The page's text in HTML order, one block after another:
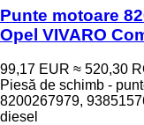
Punte motoare
Opel VIVARO
99,17 EUR ≈ 520,30
Piesă de schimb -
8200267979,
diesel